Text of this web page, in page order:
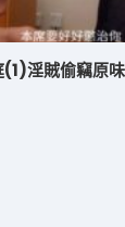
淫賊偷竊原味